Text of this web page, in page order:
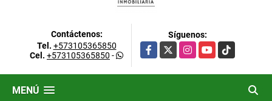
Contáctenos:
Tel. +573105365850
Cel. +573105365850 -
Síguenos:
Facebook
X InstagramYouTubeTikTok
MENÚ